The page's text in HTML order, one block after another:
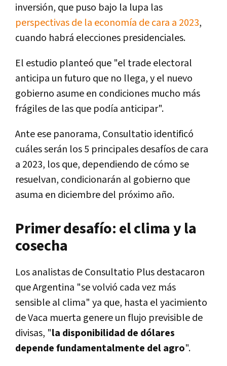
inversión, que puso bajo la lupa las
perspectivas de la economía de cara a 2023,
cuando habrá elecciones presidenciales.
El estudio planteó que "el trade electoral
anticipa un futuro que no llega, y el nuevo
gobierno asume en condiciones mucho más
frágiles de las que podía anticipar".
Ante ese panorama, Consultatio identificó
cuáles serán los 5 principales desafíos de cara
a 2023, los que, dependiendo de cómo se
resuelvan, condicionarán al gobierno que
asuma en diciembre del próximo año.
Primer desafío: el clima y la
cosecha
Los analistas de Consultatio Plus destacaron
que Argentina "se volvió cada vez más
sensible al clima" ya que, hasta el yacimiento
de Vaca muerta genere un flujo previsible de
divisas, "la disponibilidad de dólares
depende fundamentalmente del agro".